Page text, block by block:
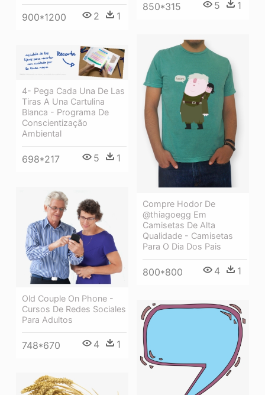
900*1200 2 1
850*315 5 1
Compre Hodor De
@thiagoegg Em
Camisetas De Alta
Qualidade - Camisetas
Para O Dia Dos Pais
800*800 4 1
4- Pega Cada Una De Las
Tiras A Una Cartulina
Blanca - Programa De
Conscientização
Ambiental
698*217 5 1
Old Couple On Phone -
Cursos De Redes Sociales
Para Adultos
748*670 4 1